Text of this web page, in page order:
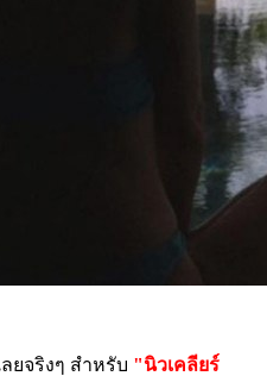
ยจริงๆ สำหรับ "นิวเคลียร์